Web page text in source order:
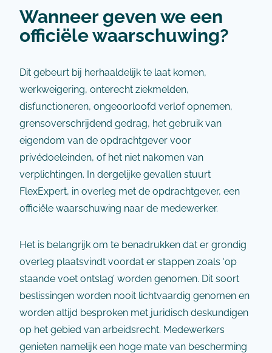
Wanneer geven we een
officiële waarschuwing?
Dit gebeurt bij herhaaldelijk te laat komen,
werkweigering, onterecht ziekmelden,
disfunctioneren, ongeoorloofd verlof opnemen,
grensoverschrijdend gedrag, het gebruik van
eigendom van de opdrachtgever voor
privédoeleinden, of het niet nakomen van
verplichtingen. In dergelijke gevallen stuurt
FlexExpert, in overleg met de opdrachtgever, een
officiële waarschuwing naar de medewerker.
Het is belangrijk om te benadrukken dat er grondig
overleg plaatsvindt voordat er stappen zoals ‘op
staande voet ontslag’ worden genomen. Dit soort
beslissingen worden nooit lichtvaardig genomen en
worden altijd besproken met juridisch deskundigen
op het gebied van arbeidsrecht. Medewerkers
genieten namelijk een hoge mate van bescherming